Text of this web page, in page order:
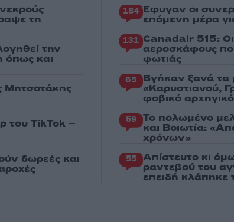
τη
την
όπως και
Μητσοτάκης
του TikTok –
δωρεές και
184 Έφυγαν οι
επόμενη μέρα
131 Canadair 515:
αεροσκάφους
φωτιάς
65 Βγήκαν ξανά τα
«Καρυστιανού,
φοβικό
59 Το πολωμένο
και Βοιωτία:
χρόνων»
55 Απίστευτο κι
ραντεβού του
επειδή κλάπηκε